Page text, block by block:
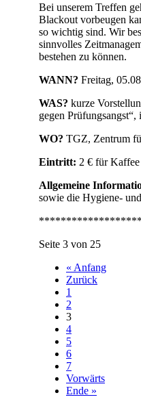
Bei unserem Treffen
Blackout vorbeugen
so wichtig sind. Wir
sinnvolles
bestehen zu können.
WANN? Freitag,
WAS? kurze
gegen
WO? TGZ, Zentrum
Eintritt: 2 € für
Allgemeine
sowie die Hygiene-
Seite 3 von 25
« Anfang
Zurück
1
2
3
4
5
6
7
Vorwärts
Ende »